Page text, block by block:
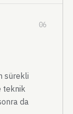
06
sürekli
teknik
da